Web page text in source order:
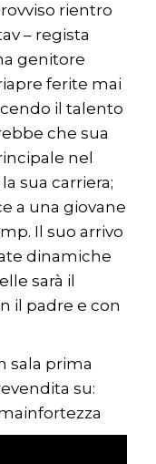
rientro
– regista
genitore
ferite mai
il talento
che sua
nel
sua carriera;
a una giovane
Il suo arrivo
dinamiche
sarà il
il padre e con
sala prima
su: